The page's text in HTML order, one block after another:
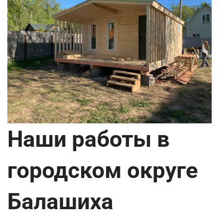
Наши работы в
городском округе
Балашиха